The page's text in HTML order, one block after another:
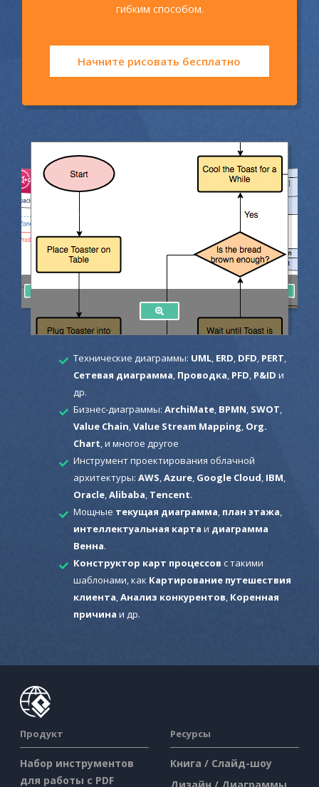
гибким способом.
Начните рисовать бесплатно
Технические диаграммы: UML, ERD DFD PERT
Сетевая диаграмма Проводка PFD P&ID и
др.
Бизнес-диаграммы: ArchiMate, BPMN SWOT
Value Chain Value Stream Mapping Org.
Chart , и многое другое
Инструмент проектирования облачной
архитектуры: AWS Azure, Google Cloud IBM
Oracle, Alibaba Tencent.
Мощные текущая диаграмма план этажа
интеллектуальная карта и диаграмма
Венна.
Конструктор карт процессов с такими
шаблонами, как Картирование путешествия
клиента Анализ конкурентов Коренная
причина и др.
Продукт
Набор инструментов
для работы с PDF
Ресурсы
Книга / Слайд-шоу